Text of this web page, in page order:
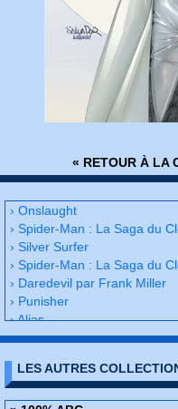
« RETOUR À LA
› Onslaught
› Spider-Man : La Saga du
› Silver Surfer
› Spider-Man : La Saga du
› Daredevil par Frank Miller
› Punisher
› Alias
› Actes de vengeance
› Earth X
› Avengers - The crossing
LES AUTRES